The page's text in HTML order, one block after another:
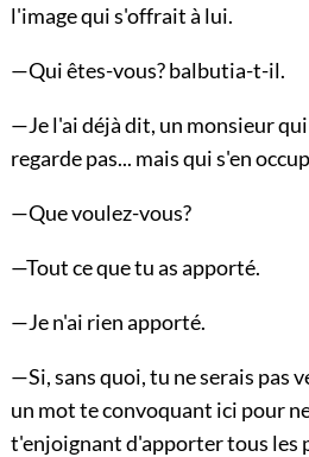
l'image qui s'offrait à lui.
—Qui êtes-vous? balbutia-t-il.
—Je l'ai déjà dit, un monsieur qui
regarde pas... mais qui s'en
—Que voulez-vous?
—Tout ce que tu as apporté.
—Je n'ai rien apporté.
—Si, sans quoi, tu ne serais pas
un mot te convoquant ici pour
t'enjoignant d'apporter tous les